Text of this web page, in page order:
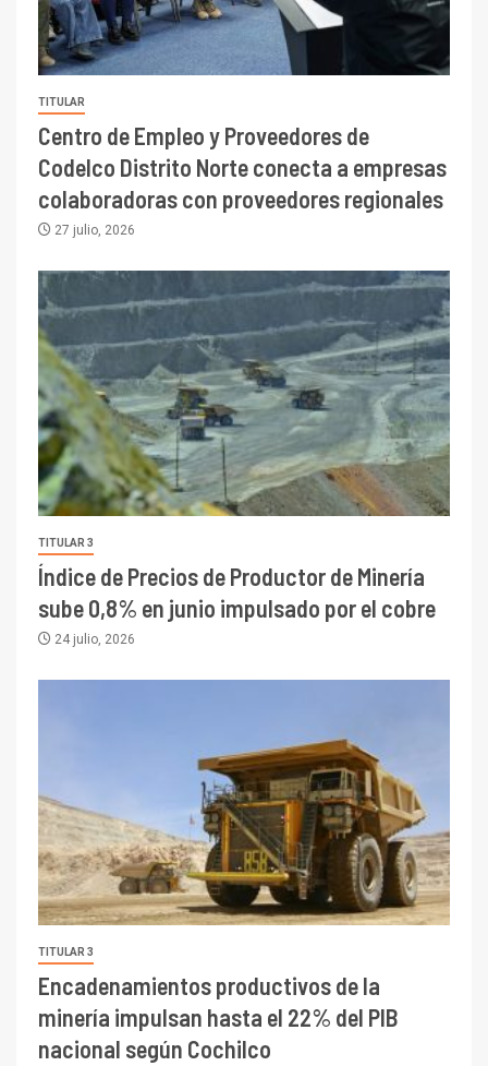
TITULAR
Centro de Empleo y Proveedores de
Codelco Distrito Norte conecta a empresas
colaboradoras con proveedores regionales
27 julio, 2026
TITULAR 3
Índice de Precios de Productor de Minería
sube 0,8% en junio impulsado por el cobre
24 julio, 2026
TITULAR 3
Encadenamientos productivos de la
minería impulsan hasta el 22% del PIB
nacional según Cochilco